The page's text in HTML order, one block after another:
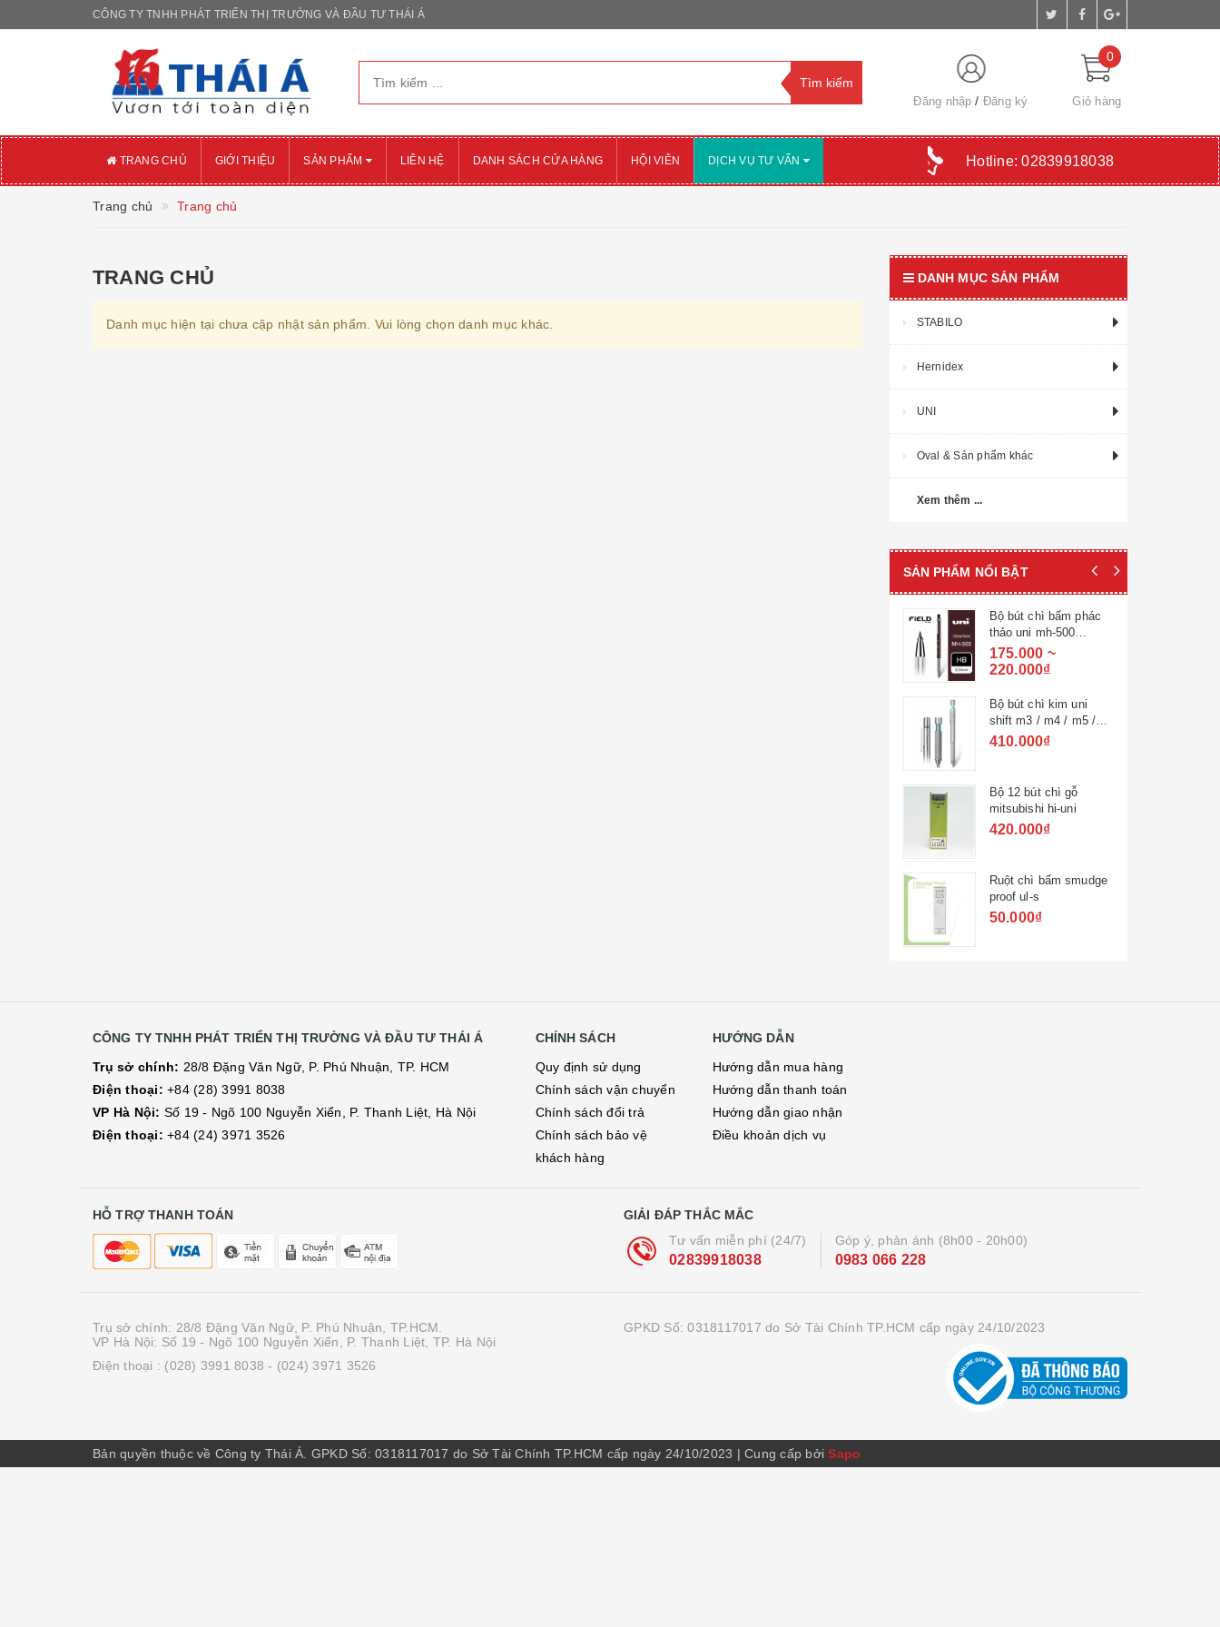
CÔNG TY TNHH PHÁT TRIỂN THỊ TRƯỜNG VÀ ĐẦU TƯ THÁI Á
Đăng nhập Đăng ký
0
Giỏ hàng
TRANG CHỦ GIỚI THIỆU SẢN PHẨM LIÊN HỆ DANH SÁCH CỬA HÀNG HỘI VIÊN DỊCH VỤ TƯ VẤN Hotline:02839918038
Trang chủ Trang chủ
TRANG CHỦ
Danh mục hiện tại chưa cập nhật sản phẩm. Vui lòng chọn danh mục khác.
DANH MỤC SẢN PHẨM
STABILO
Hernidex
UNI
Oval & Sản phẩm khác
Xem thêm ...
SẢN PHẨM NỔI BẬT
Bộ bút chì bấm phác
thảo uni mh-500
2.0mm + ruột uln
175.000 ~
220.000₫
Bộ bút chì kim uni
shift m3 / m4 / m5 /
m7 / m9-1010 + ngòi
410.000₫
Bộ 12 bút chì gỗ
mitsubishi hi-uni
420.000₫
Ruột chì bấm smudge
proof ul-s
50.000₫
CÔNG TY TNHH PHÁT TRIỂN THỊ TRƯỜNG VÀ ĐẦU TƯ THÁI Á
Trụ sở chính: 28/8 Đặng Văn Ngữ, P. Phú Nhuận, TP. HCM
Điện thoại: +84 (28) 3991 8038
VP Hà Nội: Số 19 - Ngõ 100 Nguyễn Xiển, P. Thanh Liệt, Hà Nội
Điện thoại: +84 (24) 3971 3526
CHÍNH SÁCH
Quy định sử dụng
Chính sách vận chuyển
Chính sách đổi trả
Chính sách bảo vệ
khách hàng
HƯỚNG DẪN
Hướng dẫn mua hàng
Hướng dẫn thanh toán
Hướng dẫn giao nhận
Điều khoản dịch vụ
HỖ TRỢ THANH TOÁN
GIẢI ĐÁP THẮC MẮC
Tư vấn miễn phí (24/7)
02839918038
Góp ý, phản ánh (8h00 - 20h00)
0983 066 228
Trụ sở chính: 28/8 Đặng Văn Ngữ, P. Phú Nhuận, TP.HCM.
VP Hà Nội: Số 19 - Ngõ 100 Nguyễn Xiển, P. Thanh Liệt, TP. Hà Nội
Điện thoại : (028) 3991 8038 - (024) 3971 3526
GPKD Số: 0318117017 do Sở Tài Chính TP.HCM cấp ngày 24/10/2023
Bản quyền thuộc về Công ty Thái Á. GPKD Số: 0318117017 do Sở Tài Chính TP.HCM cấp ngày 24/10/2023 | Cung cấp bởiSapo